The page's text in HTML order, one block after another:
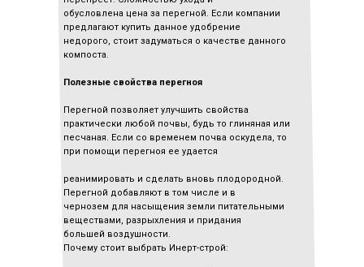
обусловлена цена за перегной. Если компании
предлагают купить данное удобрение
недорого, стоит задуматься о качестве данного
компоста.
Полезные свойства перегноя
Перегной позволяет улучшить свойства
практически любой почвы, будь то глиняная или
песчаная. Если со временем почва оскудела, то
при помощи перегноя ее удается
реанимировать и сделать вновь плодородной.
Перегной добавляют в том числе и в
чернозем для насыщения земли питательными
веществами, разрыхления и придания
большей воздушности.
Почему стоит выбрать Инерт-строй: